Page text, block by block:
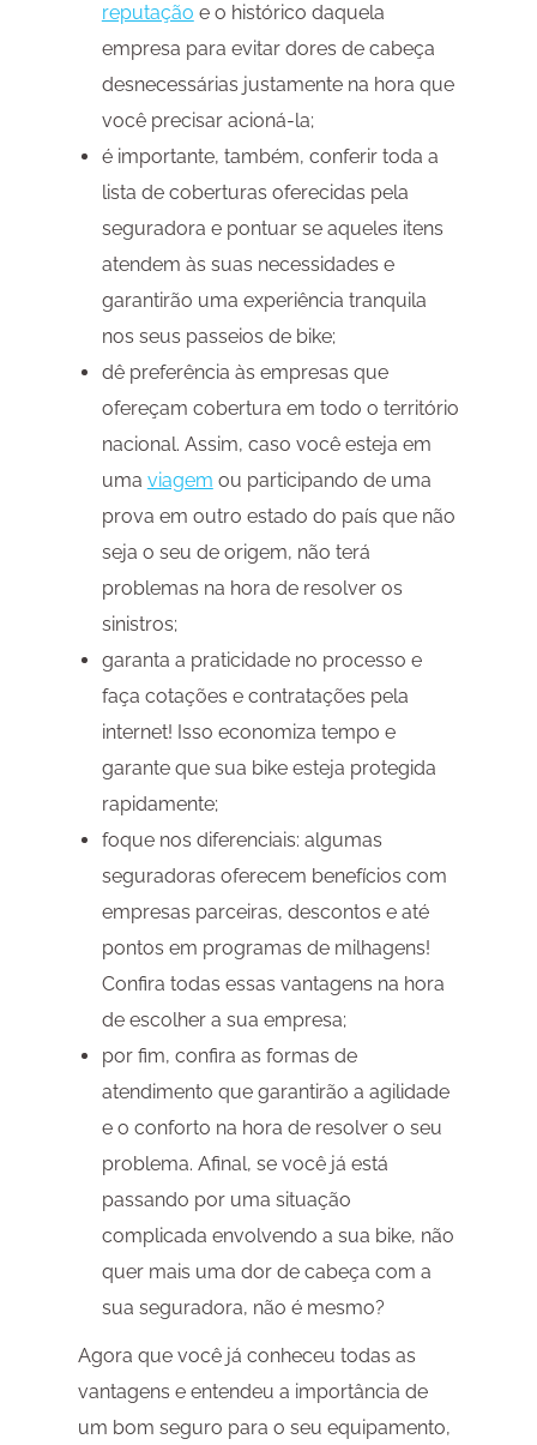
reputação e o histórico daquela
empresa para evitar dores de cabeça
desnecessárias justamente na hora que
você precisar acioná-la;
é importante, também, conferir toda a
lista de coberturas oferecidas pela
seguradora e pontuar se aqueles itens
atendem às suas necessidades e
garantirão uma experiência tranquila
nos seus passeios de bike;
dê preferência às empresas que
ofereçam cobertura em todo o território
nacional. Assim, caso você esteja em
uma viagem ou participando de uma
prova em outro estado do país que não
seja o seu de origem, não terá
problemas na hora de resolver os
sinistros;
garanta a praticidade no processo e
faça cotações e contratações pela
internet! Isso economiza tempo e
garante que sua bike esteja protegida
rapidamente;
foque nos diferenciais: algumas
seguradoras oferecem benefícios com
empresas parceiras, descontos e até
pontos em programas de milhagens!
Confira todas essas vantagens na hora
de escolher a sua empresa;
por fim, confira as formas de
atendimento que garantirão a agilidade
e o conforto na hora de resolver o seu
problema. Afinal, se você já está
passando por uma situação
complicada envolvendo a sua bike, não
quer mais uma dor de cabeça com a
sua seguradora, não é mesmo?
Agora que você já conheceu todas as
vantagens e entendeu a importância de
um bom seguro para o seu equipamento,